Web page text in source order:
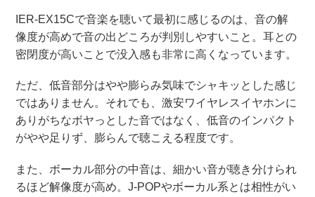
IER-EX15Cで音楽を聴いて最初に感じるのは、音の解
像度が高めで音の出どころが判別しやすいこと。耳との
密閉度が高いことで没入感も非常に高くなっています。
ただ、低音部分はやや膨らみ気味でシャキッとした感じ
ではありません。それでも、激安ワイヤレスイヤホンに
ありがちなボヤっとした音ではなく、低音のインパクト
がやや足りず、膨らんで聴こえる程度です。
また、ボーカル部分の中音は、細かい音が聴き分けられ
るほど解像度が高め。J-POPやボーカル系とは相性がい